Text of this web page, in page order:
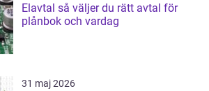
Elavtal så väljer du rätt avtal för
plånbok och vardag
31 maj 2026